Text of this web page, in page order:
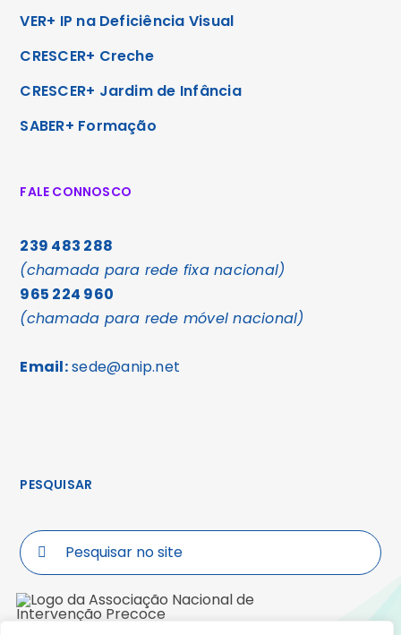
VER+ IP na Deficiência Visual
CRESCER+ Creche
CRESCER+ Jardim de Infância
SABER+ Formação
FALE CONNOSCO
239 483 288
(chamada para rede fixa nacional)
965 224 960
(chamada para rede móvel nacional)
Email:sede@anip.net
PESQUISAR
Search
for: